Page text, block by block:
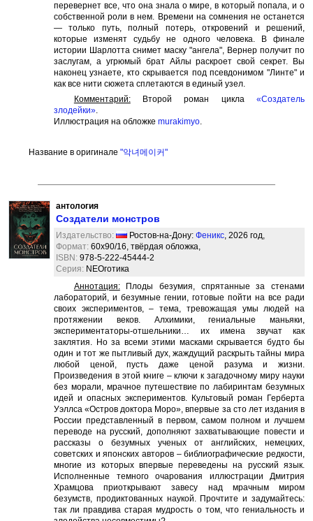
перевернет все, что она знала о мире, в который попала, и о
собственной роли в нем. Времени на сомнения не останется
— только путь, полный потерь, откровений и решений,
которые изменят судьбу не одного человека. В финале
истории Шарлотта снимет маску "ангела", Вернер получит по
заслугам, а угрюмый брат Айлы раскроет свой секрет. Вы
наконец узнаете, кто скрывается под псевдонимом "Линте" и
как все нити сюжета сплетаются в единый узел.
Комментарий:Второй роман цикла «Создатель
злодейки».
Иллюстрация на обложке murakimyo.
Название в оригинале "악녀메이커"
антология
Создатели монстров
Издательство: Ростов-на-Дону: Феникс, 2026 год,
Формат: 60x90/16, твёрдая обложка,
ISBN: 978-5-222-45444-2
Серия: NEOготика
Аннотация:Плоды безумия, спрятанные за стенами
лабораторий, и безумные гении, готовые пойти на все ради
своих экспериментов, – тема, тревожащая умы людей на
протяжении веков. Алхимики, гениальные маньяки,
экспериментаторы-отшельники… их имена звучат как
заклятия. Но за всеми этими масками скрывается будто бы
один и тот же пытливый дух, жаждущий раскрыть тайны мира
любой ценой, пусть даже ценой разума и жизни.
Произведения в этой книге – ключи к загадочному миру науки
без морали, мрачное путешествие по лабиринтам безумных
идей и опасных экспериментов. Культовый роман Герберта
Уэллса «Остров доктора Моро», впервые за сто лет издания в
России представленный в первом, самом полном и лучшем
переводе на русский, дополняют захватывающие повести и
рассказы о безумных ученых от английских, немецких,
советских и японских авторов – библиографические редкости,
многие из которых впервые переведены на русский язык.
Исполненные темного очарования иллюстрации Дмитрия
Храмцова приоткрывают завесу над мрачным миром
безумств, продиктованных наукой. Прочтите и задумайтесь:
так ли правдива старая мудрость о том, что гениальность и